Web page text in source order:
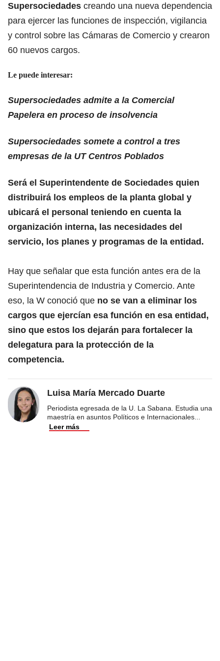
Supersociedades creando una nueva dependencia
para ejercer las funciones de inspección, vigilancia
y control sobre las Cámaras de Comercio y crearon
60 nuevos cargos.
Le puede interesar:
Supersociedades admite a la Comercial
Papelera en proceso de insolvencia
Supersociedades somete a control a tres
empresas de la UT Centros Poblados
Será el Superintendente de Sociedades quien
distribuirá los empleos de la planta global y
ubicará el personal teniendo en cuenta la
organización interna, las necesidades del
servicio, los planes y programas de la entidad.
Hay que señalar que esta función antes era de la
Superintendencia de Industria y Comercio. Ante
eso, la W conoció que no se van a eliminar los
cargos que ejercían esa función en esa entidad,
sino que estos los dejarán para fortalecer la
delegatura para la protección de la
competencia.
Luisa María Mercado Duarte
Periodista egresada de la U. La Sabana. Estudia una
maestría en asuntos Políticos e Internacionales
Leer más